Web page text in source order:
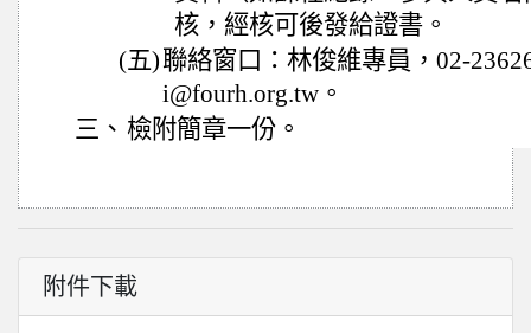
核，經核可後發給證書。
(五)聯絡窗口：林俊維專員，02-
i@fourh.org.tw。
三、 檢附簡章一份。
附件下載